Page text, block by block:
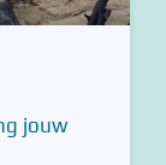
jouw